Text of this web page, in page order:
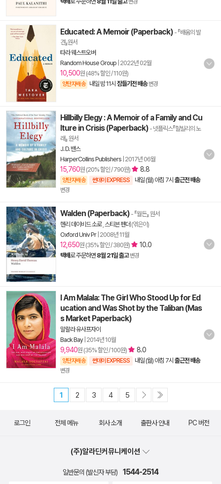
변경
Educated: A Memoir (Paperback) - 『배움의 발
견』원서
타라 웨스트오버
Random House Group 2022년 02월
10,500원 (48% 할인 / 110원)
양탄자배송 내일 밤 11시 잠들기전 배송 변경
Hillbilly Elegy : A Memoir of a Family and Cu
lture in Crisis (Paperback) - 넷플릭스『힐빌리의 노
래』 원서
J. D. 밴스
HarperCollins Publishers 2017년 06월
15,760원 (20% 할인 / 790원) 8.8
양탄자배송 썬데이 EXPRESS 내일 (월) 아침 7시 출근전 배송
변경
Walden (Paperback) - 『월든』 원서
헨리 데이비드 소로, 스티븐 펜더 (엮은이)
Oxford Univ Pr| 2008년 11월
12,650원 (35% 할인 / 380원) 10.0
택배로 주문하면 8월 21일 출고 변경
I Am Malala: The Girl Who Stood Up for Ed
ucation and Was Shot by the Taliban (Mas
s Market Paperback)
말랄라 유사프자이
Back Bay| 2014년 10월
9,940원 (35% 할인 / 100원) 8.0
양탄자배송 썬데이 EXPRESS 내일 (월) 아침 7시 출근전 배송
변경
1 2 3 4 5
로그인 전체 메뉴 회사 소개 출판사 안내 PC 버전
(주)알라딘커뮤니케이션
일반문의 (발신자 부담) 1544-2514